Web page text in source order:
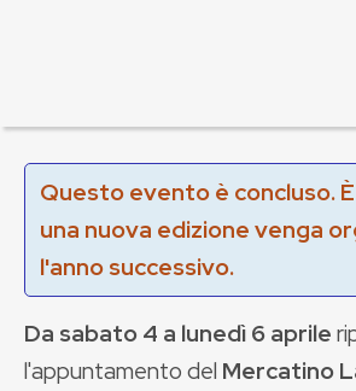
Questo evento è concluso.
una nuova edizione venga
l'anno successivo.
Da sabato 4 a lunedì 6 aprile
l'appuntamento del Mercatino